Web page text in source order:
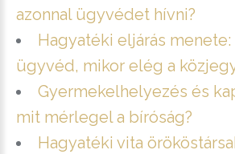
azonnal ügyvédet hívni?
Hagyatéki eljárás
ügyvéd, mikor elég a
Gyermekelhelyezés és
mit mérlegel a bíróság?
Hagyatéki vita